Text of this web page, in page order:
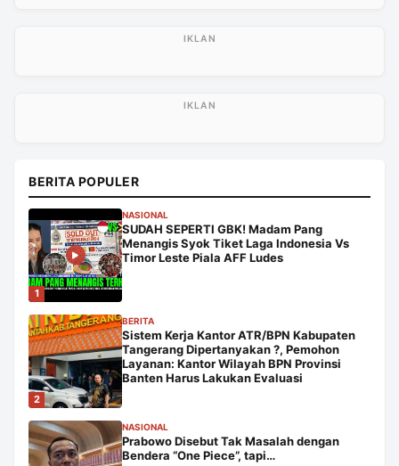
BERITA POPULER
1
NASIONAL
SUDAH SEPERTI GBK! Madam Pang
Menangis Syok Tiket Laga Indonesia Vs
Timor Leste Piala AFF Ludes
2
BERITA
Sistem Kerja Kantor ATR/BPN Kabupaten
Tangerang Dipertanyakan ?, Pemohon
Layanan: Kantor Wilayah BPN Provinsi
Banten Harus Lakukan Evaluasi
NASIONAL
Prabowo Disebut Tak Masalah dengan
Bendera “One Piece”, tapi…